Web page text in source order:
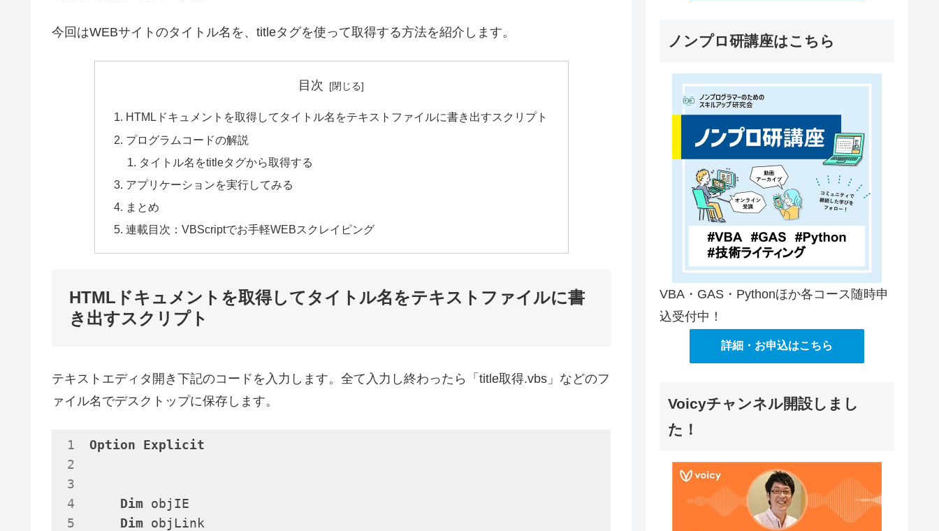
今回はWEBサイトのタイトル名を、titleタグを使って取得する方法を紹介します。
目次
HTMLドキュメントを取得してタイトル名をテキストファイルに書き出すスクリプト
プログラムコードの解説
タイトル名をtitleタグから取得する
アプリケーションを実行してみる
まとめ
連載目次：VBScriptでお手軽WEBスクレイピング
HTMLドキュメントを取得してタイトル名をテキストファイルに書
き出すスクリプト
テキストエディタ開き下記のコードを入力します。全て入力し終わったら「title取得.vbs」などのフ
ァイル名でデスクトップに保存します。
Option Explicit
Dim objIE
Dim objLink
ノンプロ研講座はこちら
VBA・GAS・Pythonほか各コース随時申
込受付中！
詳細・お申込はこちら
Voicyチャンネル開設しまし
た！